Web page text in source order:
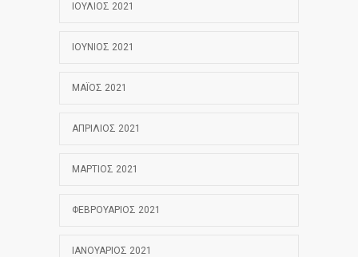
ΙΟΎΛΙΟΣ 2021
ΙΟΎΝΙΟΣ 2021
ΜΆΙΟΣ 2021
ΑΠΡΊΛΙΟΣ 2021
ΜΆΡΤΙΟΣ 2021
ΦΕΒΡΟΥΆΡΙΟΣ 2021
ΙΑΝΟΥΆΡΙΟΣ 2021